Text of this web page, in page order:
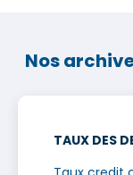
Nos
TAUX DES